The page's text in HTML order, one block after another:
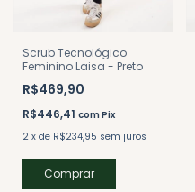
Scrub Tecnológico
Feminino Laisa - Preto
R$469,90
R$446,41 comPix
2 x de R$234,95 sem juros
Comprar